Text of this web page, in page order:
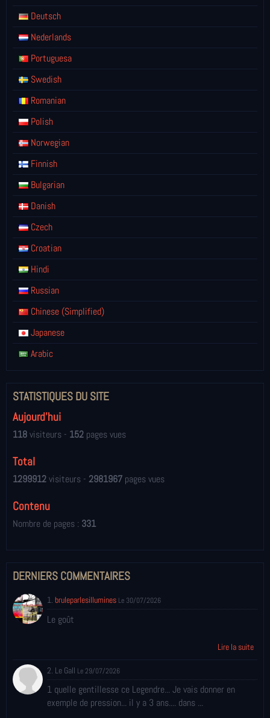
Deutsch
Nederlands
Portuguesa
Swedish
Romanian
Polish
Norwegian
Finnish
Bulgarian
Danish
Czech
Croatian
Hindi
Russian
Chinese (Simplified)
Japanese
Arabic
STATISTIQUES DU SITE
Aujourd'hui
118visiteurs - 152 pages vues
Total
1299912visiteurs - 2981967 pages vues
Contenu
Nombre de pages : 331
DERNIERS COMMENTAIRES
1. bruleparlesillumines Le 30/07/2026
Le goût
Lire la suite
2. Le Gall Le 29/07/2026
1 quelle gentillesse ce Legendre... Je vais donner en
exemple de pression... il y a 3 ans.... dans ...